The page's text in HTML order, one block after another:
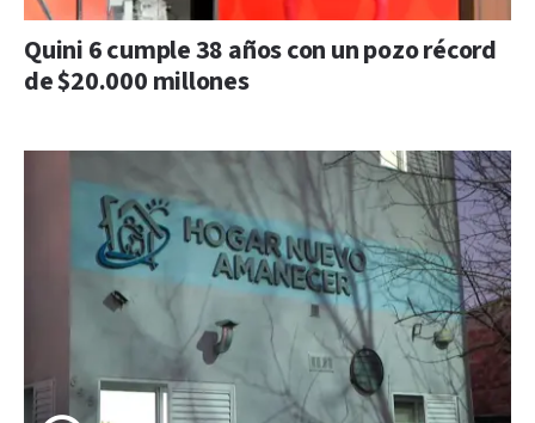
Quini 6 cumple 38 años con un pozo récord
de $20.000 millones